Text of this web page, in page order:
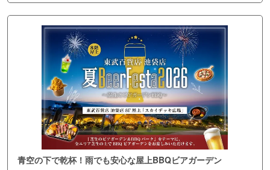
青空の下で乾杯！雨でも安心な屋上BBQビアガーデン